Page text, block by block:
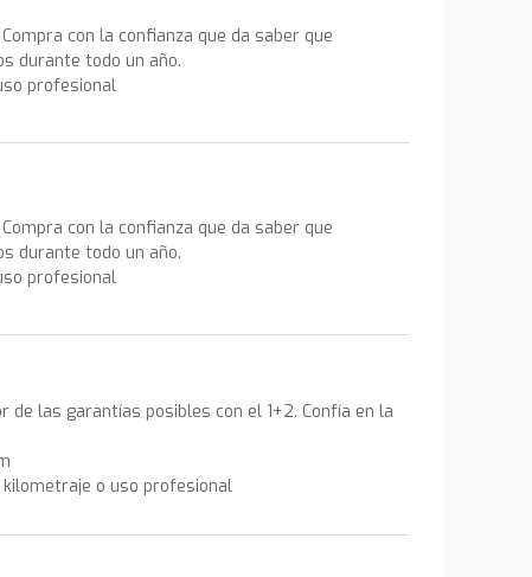
con la confianza que da saber que
durante todo un año.
profesional
con la confianza que da saber que
durante todo un año.
profesional
de las garantías posibles con el 1+2. Confía en la
o uso profesional